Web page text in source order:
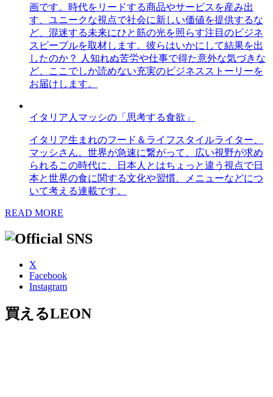
画です。時代をリードする商品やサービスを産み出
す、ユニークな視点で社会に新しい価値を提供するな
ど、混迷する未来にひと筋の光を照らす注目のビジネ
スピープルを取材します。彼らはいかにして結果を出
したのか？ 人知れぬ苦労や仕事で得た意外な気づきな
ど、ここでしか読めない充実のビジネスストーリーを
お届けします。
イタリア人マッシの「思考する食欲」
イタリア生まれのフード＆ライフスタイルライター、
マッシさん。世界が急速に繋がって、広い視野が求め
られるこの時代に、日本人とはちょっと違う視点で日
本と世界の食に関する文化や習慣、メニューなどにつ
いて考える連載です。
READ MORE
X
Facebook
Instagram
買えるLEON